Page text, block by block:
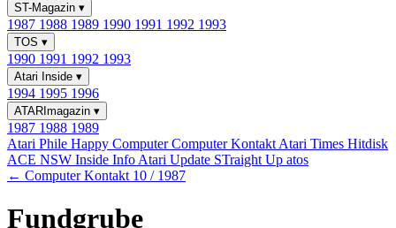
ST-Magazin ▾
1987 1988 1989 1990 1991 1992 1993
TOS ▾
1990 1991 1992 1993
Atari Inside ▾
1994 1995 1996
ATARImagazin ▾
1987 1988 1989
Atari Phile Happy ComputerComputer Kontakt Atari Times Hitdisk
ACE NSW Inside Info Atari Update STraight Up atos
← Computer Kontakt 10 / 1987
Fundgrube